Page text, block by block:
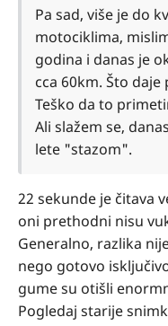
Pa sad, više je do
motociklima,
godina i danas je
cca 60km. Što
Teško da to
Ali slažem se,
lete "stazom".
22 sekunde je čitava
oni prethodni nisu
Generalno, razlika
nego gotovo
gume su otišli
Pogledaj starije